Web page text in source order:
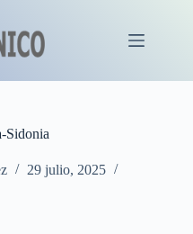
Sidonia
29 julio, 2025